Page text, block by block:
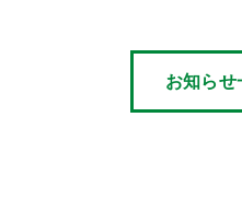
お知らせ